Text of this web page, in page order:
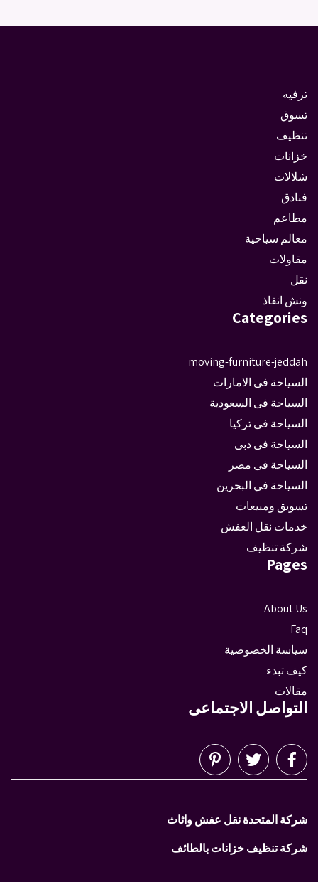
ترفيه
تسوق
تنظيف
خزانات
شلالات
فنادق
مطاعم
معالم سياحية
مقاولات
نقل
ونش انقاذ
Categories
moving-furniture-jeddah
السياحة فى الامارات
السياحة فى السعودية
السياحة فى تركيا
السياحة فى دبى
السياحة فى مصر
السياحة في البحرين
تسويق ومبيعات
خدمات نقل العفش
شركة تنظيف
Pages
About Us
Faq
سياسة الخصوصية
كيف تبدء
مقالات
التواصل الاجتماعى
شركة المتحدة نقل عفش واثاث
شركة تنظيف خزانات بالطائف